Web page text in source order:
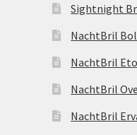
Sightnight
NachtBril
NachtBril
NachtBril
NachtBril